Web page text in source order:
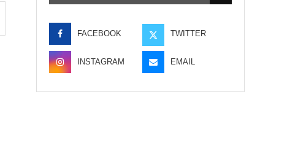
FACEBOOK TWITTER
INSTAGRAM EMAIL